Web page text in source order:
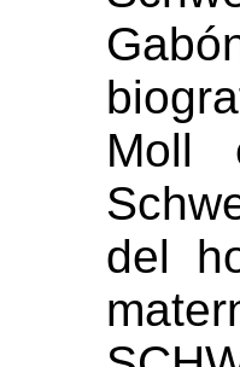
Moll
del